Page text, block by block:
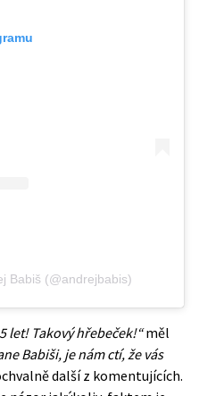
Babiš (@andrejbabis)
let! Takový hřebeček!“měl
Babiši, je nám ctí, že vás
další z komentujících.